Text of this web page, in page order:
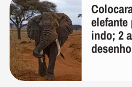
elefante
indo; 2